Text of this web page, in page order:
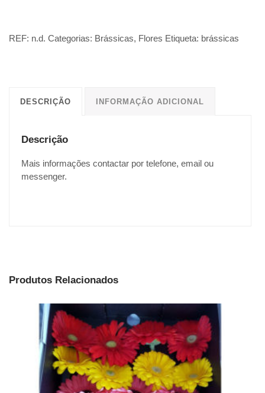
REF: n.d. Categorias: Brássicas, Flores Etiqueta: brássicas
DESCRIÇÃO INFORMAÇÃO ADICIONAL
Descrição
Mais informações contactar por telefone, email ou
messenger.
Produtos Relacionados